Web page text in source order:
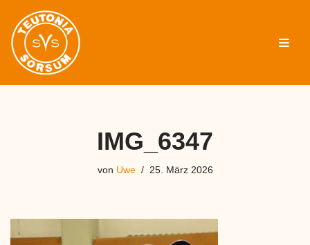
Zum
Inhalt
springen
IMG_6347
von Uwe 25. März 2026